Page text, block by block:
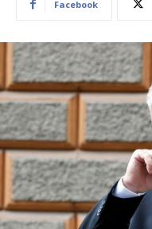
Facebook